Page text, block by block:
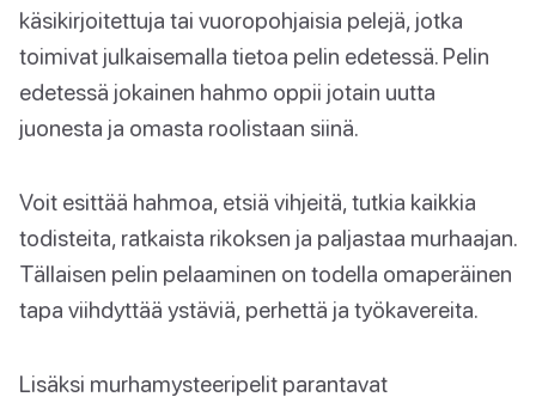
käsikirjoitettuja tai vuoropohjaisia pelejä, jotka
toimivat julkaisemalla tietoa pelin edetessä. Pelin
edetessä jokainen hahmo oppii jotain uutta
juonesta ja omasta roolistaan siinä.
Voit esittää hahmoa, etsiä vihjeitä, tutkia kaikkia
todisteita, ratkaista rikoksen ja paljastaa murhaajan.
Tällaisen pelin pelaaminen on todella omaperäinen
tapa viihdyttää ystäviä, perhettä ja työkavereita.
Lisäksi murhamysteeripelit parantavat